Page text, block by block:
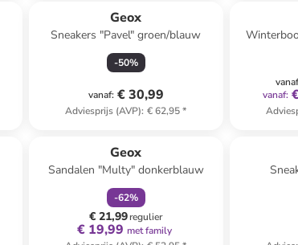
Geox
Sneakers "Pavel" groen/blauw
-50%
vanaf: € 30,99
Adviesprijs (AVP): € 62,95*
vanaf
vanaf:
Geox
Sandalen "Multy" donkerblauw
-62%
€ 21,99regulier
€ 19,99 met family